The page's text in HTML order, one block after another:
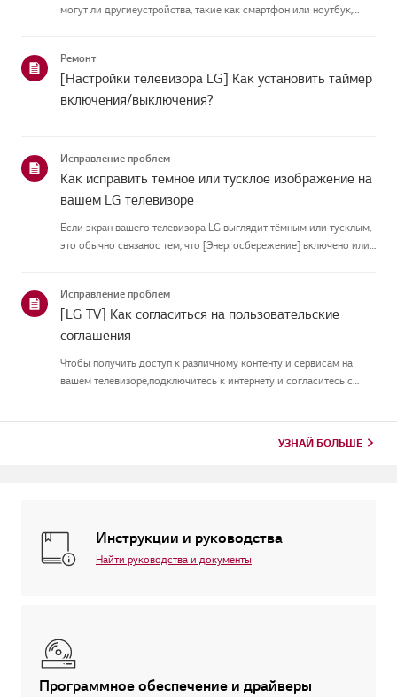
могут ли другиеустройства, такие как смартфон или ноутбук,
Ремонт
[Настройки телевизора LG] Как установить таймер
включения/выключения?
Исправление проблем
Как исправить тёмное или тусклое изображение на
вашем LG телевизоре
Если экран вашего телевизора LG выглядит тёмным или тусклым,
это обычно связанос тем, что [Энергосбережение] включено или
Исправление проблем
[LG TV] Как согласиться на пользовательские
соглашения
Чтобы получить доступ к различному контенту и сервисам на
вашем телевизоре,подключитесь к интернету и согласитесь с
УЗНАЙ БОЛЬШЕ
Инструкции и руководства
Найти руководства и документы
Программное обеспечение и драйверы